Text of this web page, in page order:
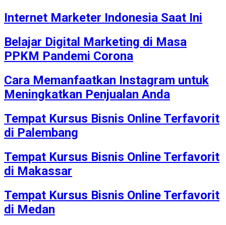
Internet Marketer Indonesia Saat Ini
Belajar Digital Marketing di Masa
PPKM Pandemi Corona
Cara Memanfaatkan Instagram untuk
Meningkatkan Penjualan Anda
Tempat Kursus Bisnis Online Terfavorit
di Palembang
Tempat Kursus Bisnis Online Terfavorit
di Makassar
Tempat Kursus Bisnis Online Terfavorit
di Medan